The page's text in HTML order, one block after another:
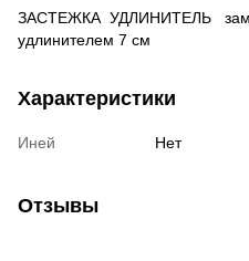
ЗАСТЕЖКА УДЛИНИТЕЛЬ
удлинителем 7 см
Характеристики
Иней Нет
Отзывы